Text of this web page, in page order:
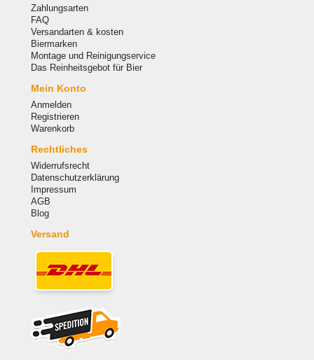
Zahlungsarten
FAQ
Versandarten & kosten
Biermarken
Montage und Reinigungservice
Das Reinheitsgebot für Bier
Mein Konto
Anmelden
Registrieren
Warenkorb
Rechtliches
Widerrufsrecht
Datenschutzerklärung
Impressum
AGB
Blog
Versand